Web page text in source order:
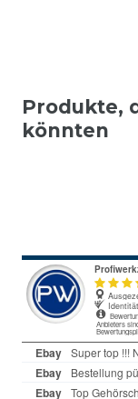
Produkte,
könnten